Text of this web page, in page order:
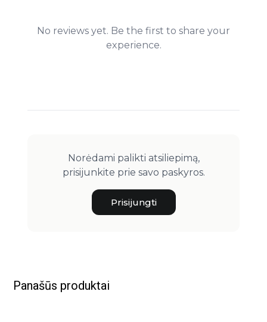
No reviews yet. Be the first to share your
experience.
Norėdami palikti atsiliepimą,
prisijunkite prie savo paskyros.
Prisijungti
Panašūs produktai